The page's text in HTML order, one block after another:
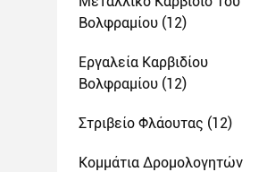
Βολφραμίου (12)
Εργαλεία Καρβιδίου
Βολφραμίου (12)
Στριβείο Φλάουτας (12)
Κομμάτια Δρομολογητών